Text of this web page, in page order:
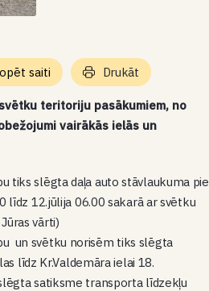
saiti Drukāt
teritoriju pasākumiem, no
vairākās ielās un
tiks slēgta daļa auto stāvlaukuma pie
līdz 12.jūlija 06.00 sakarā ar svētku
vārti)
un svētku norisēm tiks slēgta
līdz Kr.Valdemāra ielai 18.
satiksme transporta līdzekļu